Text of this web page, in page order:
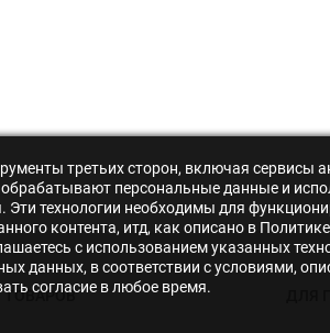
ТОВАРОВ
третьих сторон, включая сервисы
персональные данные и
Эти технологии необходимы для
контента, итд, как описано в
с использованием указанных
данных, в соответствии с условиями,
согласие в любое время.